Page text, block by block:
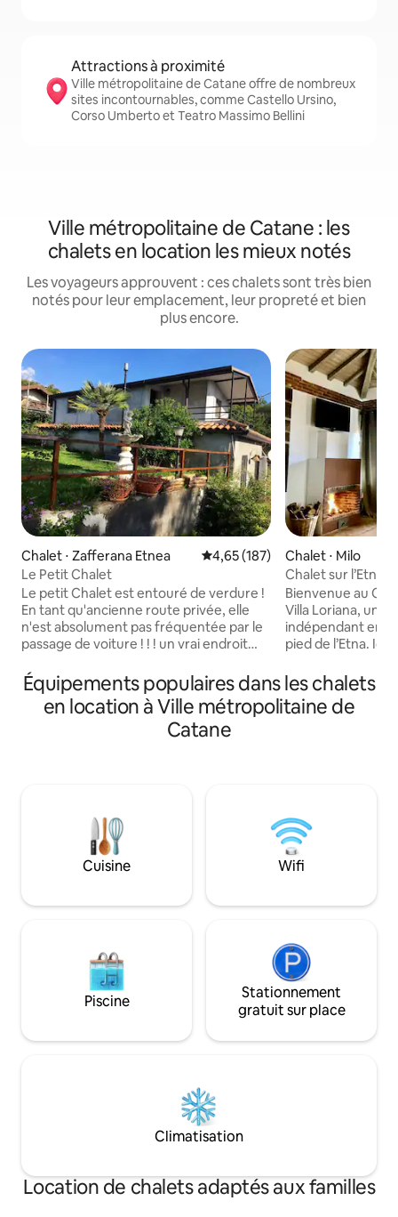
Attractions à proximité
Ville métropolitaine de Catane offre de nombreux
sites incontournables, comme Castello Ursino,
Corso Umberto et Teatro Massimo Bellini
Ville métropolitaine de Catane : les
chalets en location les mieux notés
Les voyageurs approuvent : ces chalets sont très bien
notés pour leur emplacement, leur propreté et bien
plus encore.
Chalet ⋅ Zafferana Etnea Évaluation moyenne sur la
4,65 (187)
Le Petit Chalet
Le petit Chalet est entouré de verdure !
En tant qu'ancienne route privée, elle
n'est absolument pas fréquentée par le
passage de voiture ! ! ! un vrai endroit
en voiture à seulement quelques
minutes, vous vous retrouverez
immergé dans la belle et animée place
actif d’Europe.
Chalet ⋅ Milo
Chalet sur l’Etna
jusqu’à 4 places
Bienvenue au
Villa Loriana, un
indépendant
pied de l’Etna.
rendront votre séjour
dispose d’un lit
confortable,
Équipements populaires dans les chalets
en location à Ville métropolitaine de
Catane
Cuisine Wifi
Piscine
Stationnement
gratuit sur place
Climatisation
Location de chalets adaptés aux familles